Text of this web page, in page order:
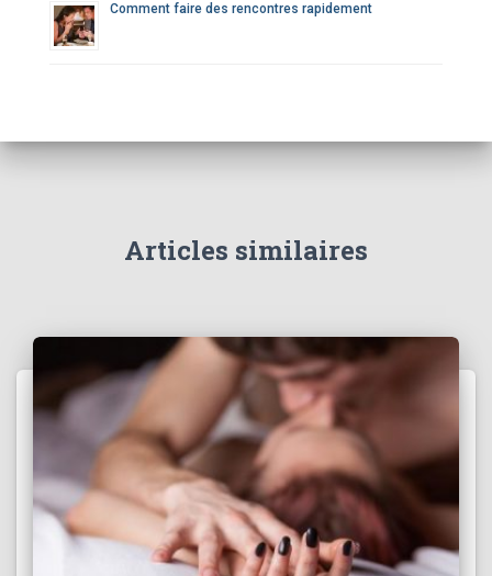
Comment faire des rencontres rapidement
Articles similaires